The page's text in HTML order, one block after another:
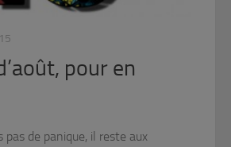
pour en
de panique, il reste aux